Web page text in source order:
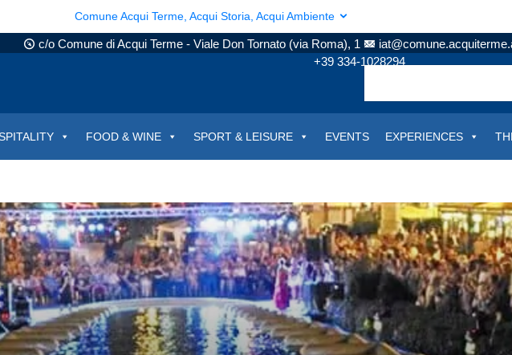
Comune Acqui Terme, Acqui Storia, Acqui Ambiente
c/o Comune di Acqui Terme - Viale Don Tornato (via Roma), 1
+39 334-1028294
FOOD & WINE SPORT & LEISURE EVENTS EXPERIENCES